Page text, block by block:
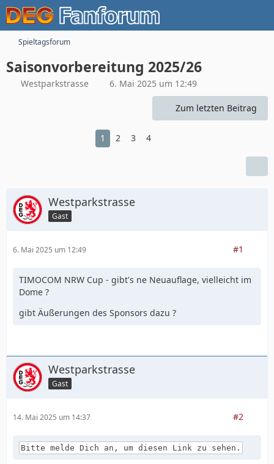
Spieltagsforum
Saisonvorbereitung 2025/26
Westparkstrasse 6. Mai 2025 um 12:49
Zum letzten Beitrag
1 2 3 4
Westparkstrasse
Gast
6. Mai 2025 um 12:49 #1
TIMOCOM NRW Cup - gibt's ne Neuauflage, vielleicht im
Dome ?
gibt Äußerungen des Sponsors dazu ?
Westparkstrasse
Gast
14. Mai 2025 um 14:37 #2
Bitte melde Dich an, um diesen Link zu sehen.